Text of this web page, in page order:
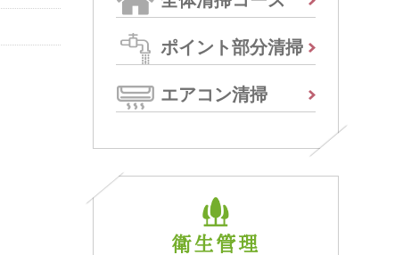
ポイント部分清掃
エアコン清掃
衛生管理